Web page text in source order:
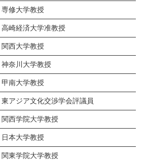
専修大学教授
高崎経済大学准教授
関西大学教授
神奈川大学教授
甲南大学教授
東アジア文化交渉学会評議員
関西学院大学教授
日本大学教授
関東学院大学教授